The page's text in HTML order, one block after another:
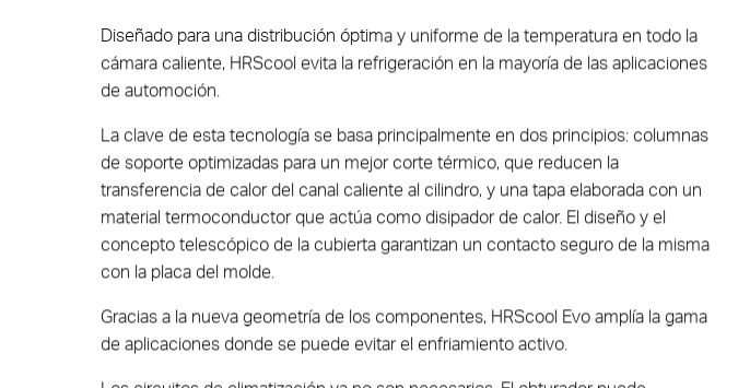
Diseñado para una distribución óptima y uniforme de la temperatura en todo la
cámara caliente, HRScool evita la refrigeración en la mayoría de las aplicaciones
de automoción.
La clave de esta tecnología se basa principalmente en dos principios: columnas
de soporte optimizadas para un mejor corte térmico, que reducen la
transferencia de calor del canal caliente al cilindro, y una tapa elaborada con un
material termoconductor que actúa como disipador de calor. El diseño y el
concepto telescópico de la cubierta garantizan un contacto seguro de la misma
con la placa del molde.
Gracias a la nueva geometría de los componentes, HRScool Evo amplía la gama
de aplicaciones donde se puede evitar el enfriamiento activo.